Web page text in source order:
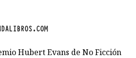
Hubert Evans de No Ficción